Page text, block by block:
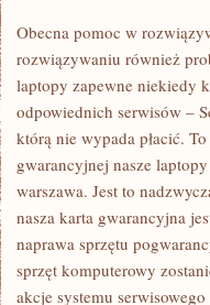
Z
Obecna pomoc w
rozwiązywaniu również
laptopy zapewne niekiedy
odpowiednich serwisów –
którą nie wypada płacić.
gwarancyjnej nasze
warszawa. Jest to
nasza karta gwarancyjna
naprawa sprzętu
sprzęt komputerowy
akcje systemu